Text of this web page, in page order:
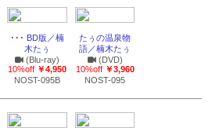
･･･ BD版／楠
木たぅ
(Blu-ray)
10%off ￥4,950
NOST-095B
たぅの温泉物
語／楠木たぅ
(DVD)
10%off ￥3,960
NOST-095